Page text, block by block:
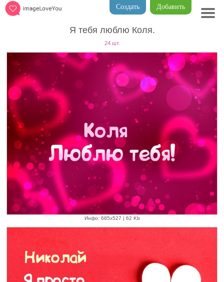
Добавить
Создать
Я тебя люблю Коля.
24 шт.
Инфо: 685х527 | 62 Kb